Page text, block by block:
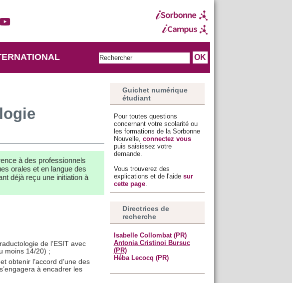
à des professionnels
orales et en langue des
déjà reçu une initiation à
de l’ESIT avec
moins 14/20) ;
obtenir l’accord d’une des
à encadrer les
Guichet numérique
étudiant
Pour toutes questions
concernant votre scolarité ou
les formations de la Sorbonne
Nouvelle, connectez vous
puis saisissez votre
demande.
Vous trouverez des
explications et de l'aide sur
cette page.
Directrices de
recherche
Isabelle Collombat (PR)
Antonia Cristinoi Bursuc
(PR)
Héba Lecocq (PR)